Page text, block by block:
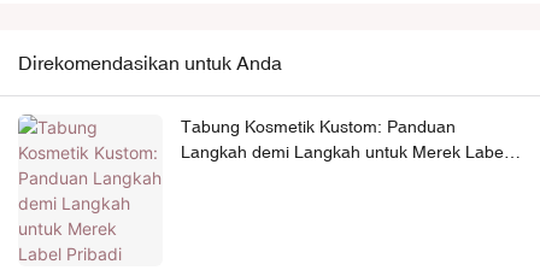
Direkomendasikan untuk Anda
Tabung Kosmetik Kustom: Panduan
Langkah demi Langkah untuk Merek Label